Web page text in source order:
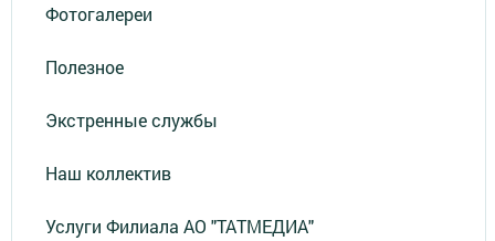
Фотогалереи
Полезное
Экстренные службы
Наш коллектив
Услуги Филиала АО "ТАТМЕДИА"